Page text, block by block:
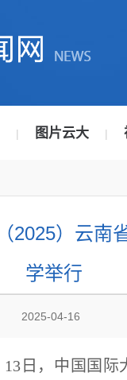
| 图片云大 |
2025）云南
学举行
2025-04-16
13日，中国国